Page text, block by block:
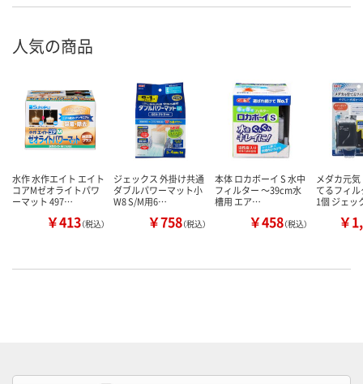
人気の商品
水作 水作エイト エイト
コアMゼオライトパワ
ーマット 497…
￥413（税込）
ジェックス 外掛け共通
ダブルパワーマット小
W8 S/M用6…
￥758（税込）
本体 ロカボーイ S 水中
フィルター ～39cm水
槽用 エア…
￥458（税込）
メダカ元
てるフィ
1個 ジェ
￥